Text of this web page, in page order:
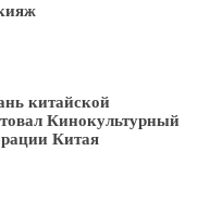
китайской
Кинокультурный
Китая